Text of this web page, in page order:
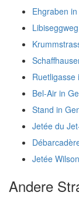
Ehgraben
Ruetligasse
Bel-Air in
Stand in
Jetée du
Jetée
Andere